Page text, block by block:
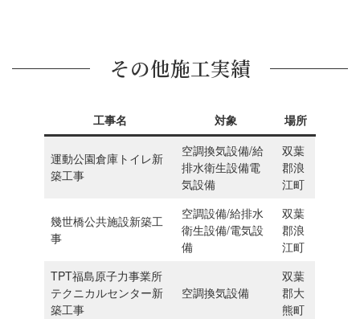
その他施工実績
工事名 対象 場所
運動公園倉庫トイレ新
築工事
空調換気設備/給
排水衛生設備電
気設備
双葉
郡浪
江町
幾世橋公共施設新築工
事
空調設備/給排水
衛生設備/電気設
備
双葉
郡浪
江町
TPT福島原子力事業所
テクニカルセンター新
築工事
空調換気設備
双葉
郡大
熊町